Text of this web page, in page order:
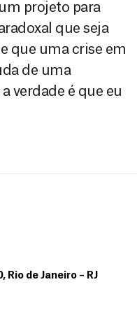
projeto para
que seja
que uma crise em
de uma
verdade é que eu
Rio de Janeiro – RJ